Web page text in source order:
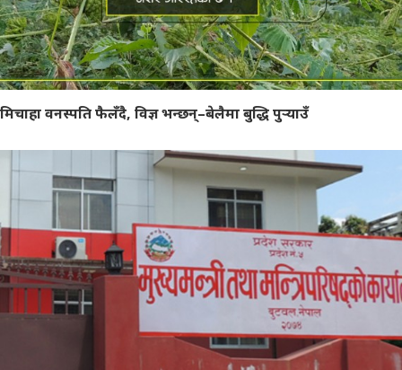
मिचाहा वनस्पति फैलँदै, विज्ञ भन्छन्–बेलैमा बुद्धि पुर्‍याउँ